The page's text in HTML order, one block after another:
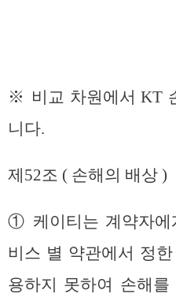
※ 비교 차원에서 KT
니다.
제52조 ( 손해의 배상 )
① 케이티는 계약자에
비스 별 약관에서 정
용하지 못하여 손해